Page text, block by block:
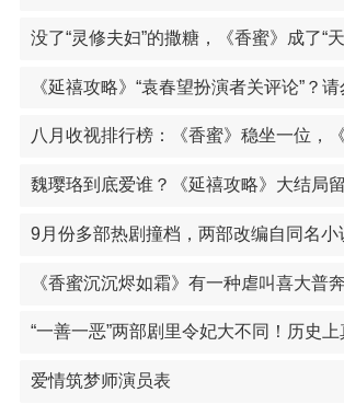
没了“灵修夫妇”的撒糖，《香蜜》成了“
《延禧攻略》“袁春望扮演者关评论”？
八月收视排行榜：《香蜜》稳坐一位，
魏璎珞到底爱谁？《延禧攻略》大结局
9月份多部热剧撞档，两部改编自同名
《香蜜沉沉烬如霜》有一种虐叫喜大普
“一善一恶”两部剧里令妃大不同！历史
爱情筑梦师演员表